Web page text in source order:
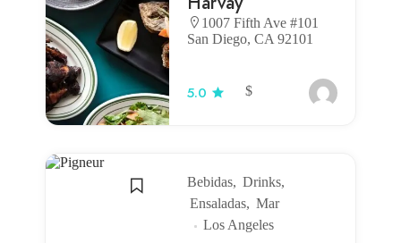
1007 Fifth Ave #101
San Diego, CA 92101
5.0 $
Bebidas
Drinks
Ensaladas
Mar
Los Angeles